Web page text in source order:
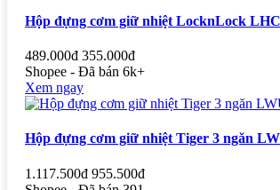
Hộp đựng cơm giữ nhiệt LocknLock
489.000đ 355.000đ
Shopee - Đã bán 6k+
Xem ngay
Hộp đựng cơm giữ nhiệt Tiger 3 ngăn
1.117.500đ 955.500đ